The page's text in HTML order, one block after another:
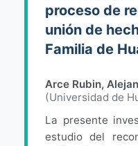
proceso de
unión de
Familia de
Arce Rubin,
(Universidad de
La presente
estudio del